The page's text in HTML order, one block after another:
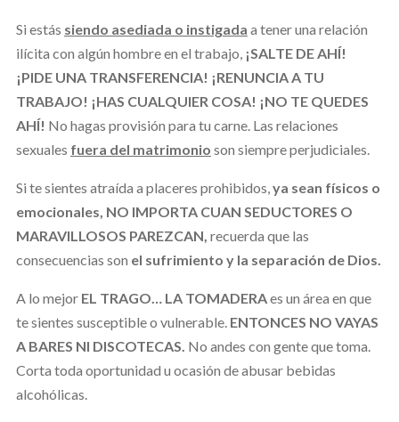
Si estás siendo asediada o instigada a tener una relación
ilícita con algún hombre en el trabajo, ¡SALTE DE AHÍ!
¡PIDE UNA TRANSFERENCIA! ¡RENUNCIA A TU
TRABAJO! ¡HAS CUALQUIER COSA! ¡NO TE QUEDES
AHÍ! No hagas provisión para tu carne. Las relaciones
sexuales fuera del matrimonio son siempre perjudiciales.
Si te sientes atraída a placeres prohibidos, ya sean físicos o
emocionales, NO IMPORTA CUAN SEDUCTORES O
MARAVILLOSOS PAREZCAN, recuerda que las
consecuencias son el sufrimiento y la separación de Dios.
A lo mejorEL TRAGO… LA TOMADERAes un área en que
te sientes susceptible o vulnerable. ENTONCES NO VAYAS
A BARES NI DISCOTECAS. No andes con gente que toma.
Corta toda oportunidad u ocasión de abusar bebidas
alcohólicas.